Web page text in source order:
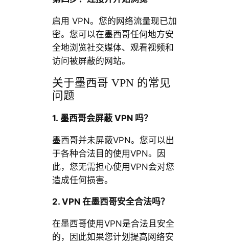
启用 VPN。您的网络流量现已加
密。您可以在墨西哥任何地方安
全地浏览社交媒体、观看视频和
访问被屏蔽的网站。
关于墨西哥 VPN 的常见
问题
1. 墨西哥会屏蔽 VPN 吗？
墨西哥并未屏蔽VPN。您可以出
于各种合法目的使用VPN。因
此，您无需担心使用VPN会对您
造成任何损害。
2. VPN 在墨西哥安全合法吗？
在墨西哥使用VPN是合法且安全
的，因此如果您计划提高网络安